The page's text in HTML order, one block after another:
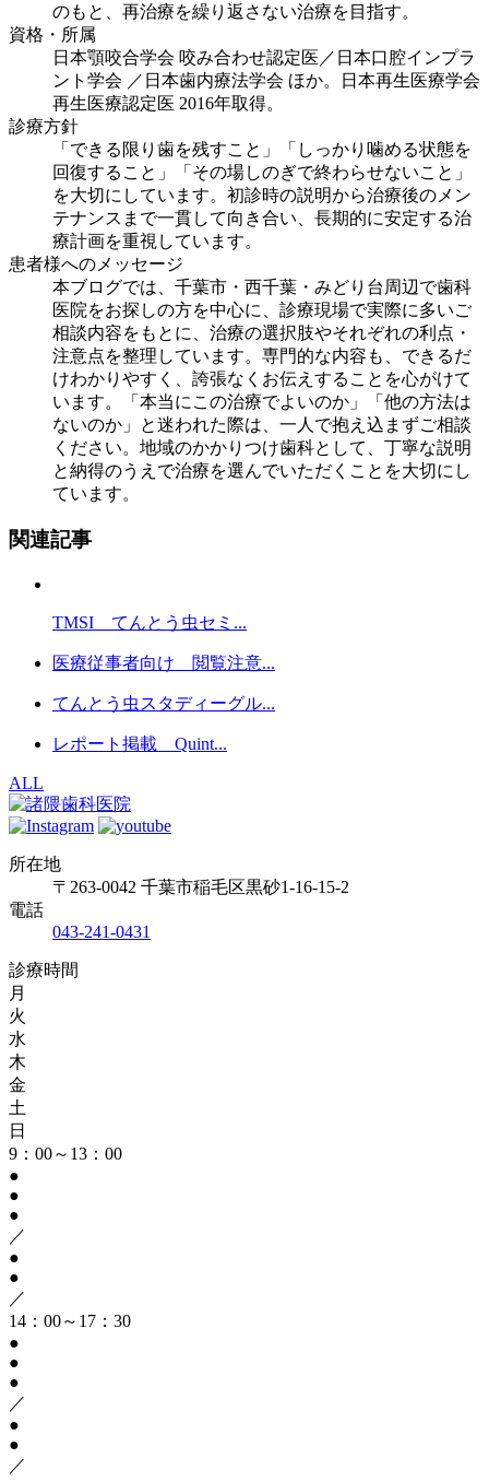
のもと、再治療を繰り返さない治療を目指す。
資格・所属
日本顎咬合学会 咬み合わせ認定医／日本口腔インプラ
ント学会 ／日本歯内療法学会 ほか。日本再生医療学会
再生医療認定医 2016年取得。
診療方針
「できる限り歯を残すこと」「しっかり噛める状態を
回復すること」「その場しのぎで終わらせないこと」
を大切にしています。初診時の説明から治療後のメン
テナンスまで一貫して向き合い、長期的に安定する治
療計画を重視しています。
患者様へのメッセージ
本ブログでは、千葉市・西千葉・みどり台周辺で歯科
医院をお探しの方を中心に、診療現場で実際に多いご
相談内容をもとに、治療の選択肢やそれぞれの利点・
注意点を整理しています。専門的な内容も、できるだ
けわかりやすく、誇張なくお伝えすることを心がけて
います。「本当にこの治療でよいのか」「他の方法は
ないのか」と迷われた際は、一人で抱え込まずご相談
ください。地域のかかりつけ歯科として、丁寧な説明
と納得のうえで治療を選んでいただくことを大切にし
ています。
関連記事
TMSI てんとう虫セミ...
医療従事者向け 閲覧注意...
てんとう虫スタディーグル...
レポート掲載 Quint...
ALL
所在地
〒263-0042 千葉市稲毛区黒砂1-16-15-2
電話
043-241-0431
診療時間
月
火
水
木
金
土
日
9：00～13：00
●
●
●
／
●
●
／
14：00～17：30
●
●
●
／
●
●
／